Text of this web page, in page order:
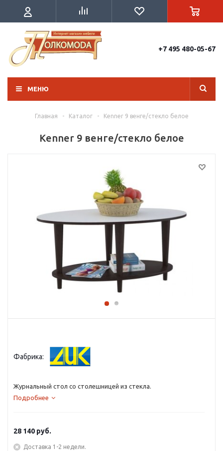
+7 495 480-05-67
МЕНЮ
Главная - Каталог - Kenner 9 венге/стекло белое
Kenner 9 венге/стекло белое
Фабрика:
Журнальный стол со столешницей из стекла.
Подробнее
28 140 руб.
Доставка 1-2 недели.